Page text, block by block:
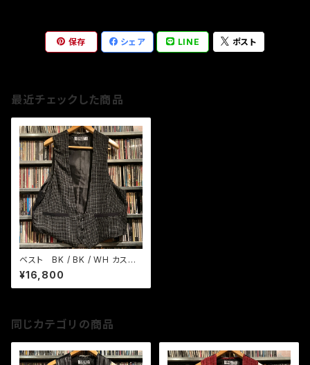
保存 シェア LINE ポスト
最近チェックした商品
ベスト BK / BK / WH カスリ
織りチェック
¥16,800
同じカテゴリの商品